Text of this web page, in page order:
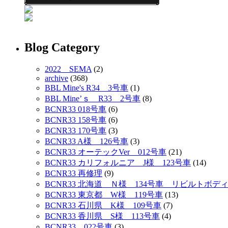
Blog Category
2022 SEMA (2)
archive (368)
BBL Mine's R34 3号車 (1)
BBL Mine’ｓ R33 2号車 (8)
BCNR33 018号車 (6)
BCNR33 158号車 (6)
BCNR33 170号車 (3)
BCNR33 A様 126号車 (3)
BCNR33 オーテックVer 012号車 (21)
BCNR33 カリフォルニア J様 123号車 (14)
BCNR33 再修理 (9)
BCNR33 北海道 Ｎ様 134号車 リビルトボデ
BCNR33 東京都 W様 119号車 (13)
BCNR33 石川県 K様 109号車 (7)
BCNR33 香川県 S様 113号車 (4)